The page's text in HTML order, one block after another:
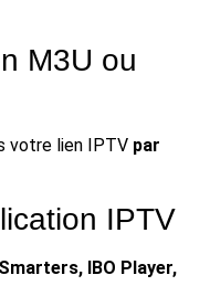
M3U ou
votre lien IPTV par
IPTV
Smarters, IBO Player,